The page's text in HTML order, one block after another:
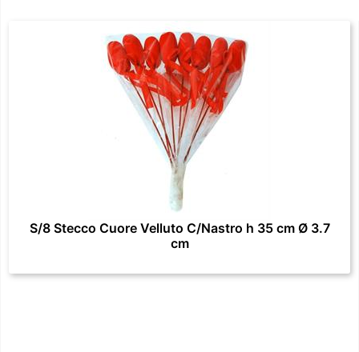
S/8 Stecco Cuore Velluto C/Nastro h 35 cm Ø 3.7
cm